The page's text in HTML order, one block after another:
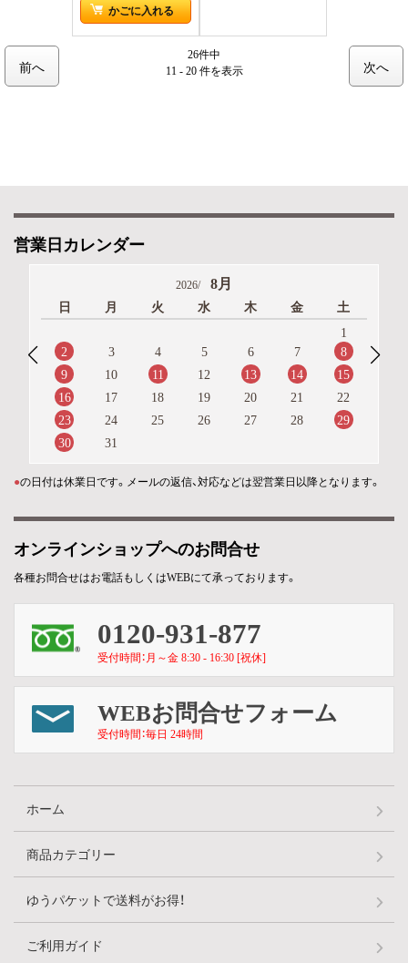
かごに入れる
26件中
11 - 20 件を表示
前へ 次へ
営業日カレンダー
2026/ 8月
日 月 火 水 木 金
土
1
2
3 4 5 6 7
8
9
10 11 12 13 14
15
16
17 18 19 20 21
22
23
24 25 26 27 28
29
30
31
●の日付は休業日です。メールの返信、対応などは翌営業日以降となります。
オンラインショップへのお問合せ
各種お問合せはお電話もしくはWEBにて承っております。
0120-931-877
受付時間：月～金 8:30 - 16:30 [祝休]
WEBお問合せフォーム
受付時間：毎日 24時間
ホーム
商品カテゴリー
ゆうパケットで送料がお得！
ご利用ガイド